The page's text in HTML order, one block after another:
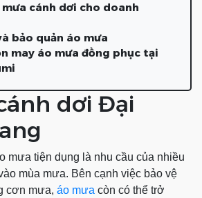
mưa cánh dơi cho doanh
bảo quản áo mưa
may áo mưa đồng phục tại
dơi Đại
mưa tiện dụng là nhu cầu của nhiều
mùa mưa. Bên cạnh việc bảo vệ
cơn mưa, áo mưa còn có thể trở